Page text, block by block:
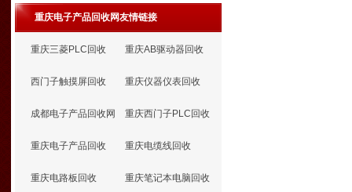
重庆电子产品回收网友情链接
重庆三菱PLC回收 重庆AB驱动器回收
西门子触摸屏回收 重庆仪器仪表回收
成都电子产品回收网 重庆西门子PLC回收
重庆电子产品回收 重庆电缆线回收
重庆电路板回收 重庆笔记本电脑回收